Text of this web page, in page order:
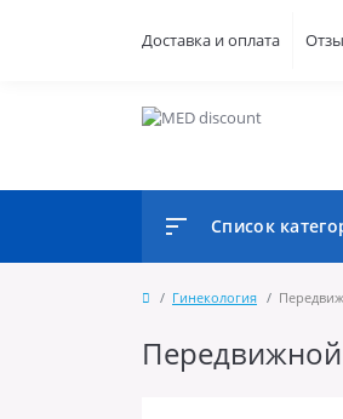
Доставка и оплата
Список
Гинекология